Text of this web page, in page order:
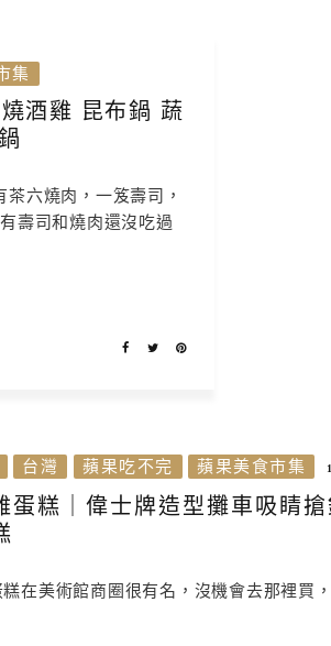
集
酒雞 昆布鍋 蔬
六燒肉，一笈壽司，
壽司和燒肉還沒吃過
台灣 蘋果吃不完 蘋果美食市集
蛋糕｜偉士牌造型攤車吸睛
糕在美術館商圈很有名，沒機會去那裡買